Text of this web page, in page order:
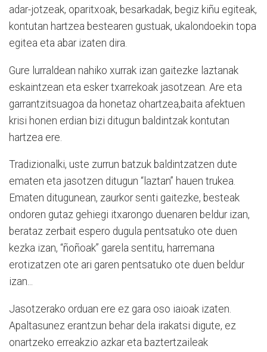
adar-jotzeak, oparitxoak, besarkadak, begiz kiñu egiteak,
kontutan hartzea bestearen gustuak, ukalondoekin topa
egitea eta abar izaten dira.
Gure lurraldean nahiko xurrak izan gaitezke laztanak
eskaintzean eta esker txarrekoak jasotzean. Are eta
garrantzitsuagoa da honetaz ohartzea,baita afektuen
krisi honen erdian bizi ditugun baldintzak kontutan
hartzea ere.
Tradizionalki, uste zurrun batzuk baldintzatzen dute
ematen eta jasotzen ditugun “laztan” hauen trukea.
Ematen ditugunean, zaurkor senti gaitezke, besteak
ondoren gutaz gehiegi itxarongo duenaren beldur izan,
berataz zerbait espero dugula pentsatuko ote duen
kezka izan, “ñoñoak” garela sentitu, harremana
erotizatzen ote ari garen pentsatuko ote duen beldur
izan...
Jasotzerako orduan ere ez gara oso iaioak izaten.
Apaltasunez erantzun behar dela irakatsi digute, ez
onartzeko erreakzio azkar eta baztertzaileak